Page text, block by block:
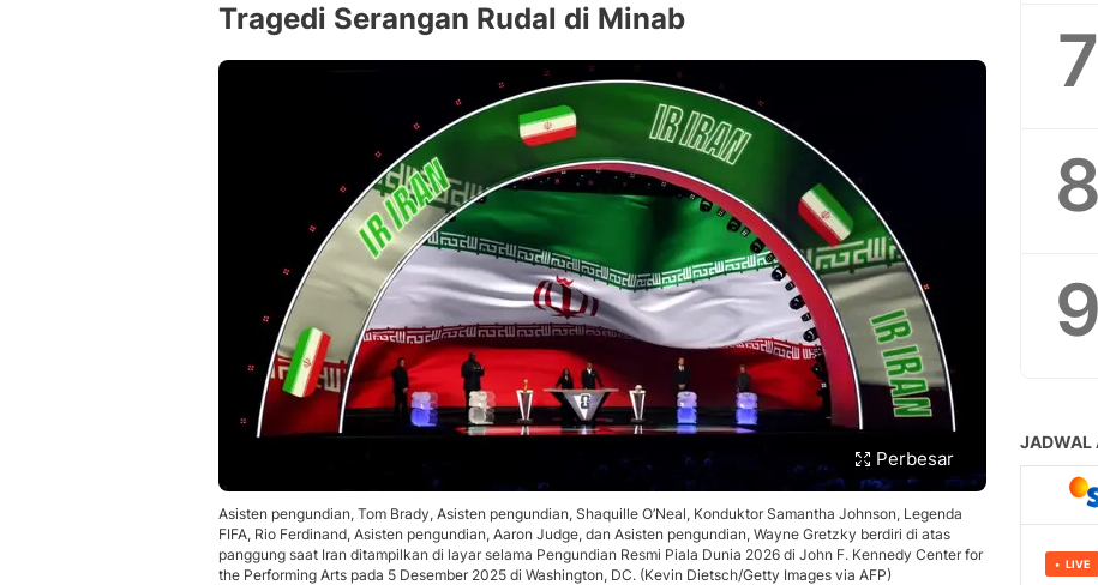
Tragedi Serangan Rudal di Minab
Perbesar
Asisten pengundian, Tom Brady, Asisten pengundian, Shaquille O’Neal, Konduktor Samantha Johnson, Legenda
FIFA, Rio Ferdinand, Asisten pengundian, Aaron Judge, dan Asisten pengundian, Wayne Gretzky berdiri di atas
panggung saat Iran ditampilkan di layar selama Pengundian Resmi Piala Dunia 2026 di John F. Kennedy Center for
the Performing Arts pada 5 Desember 2025 di Washington, DC. (Kevin Dietsch/Getty Images via AFP)
7
8
9